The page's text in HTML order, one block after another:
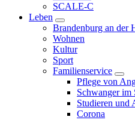
SCALE-C
Leben
Brandenburg an der
Wohnen
Kultur
Sport
Familienservice
Pflege von
Schwanger im
Studieren und
Corona